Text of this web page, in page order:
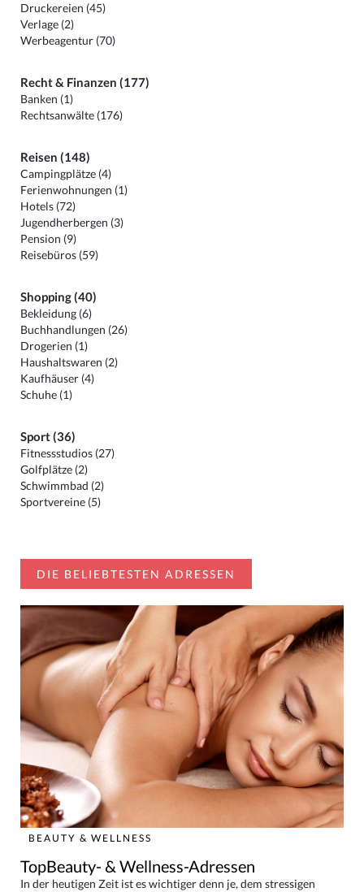
Druckereien (45)
Verlage (2)
Werbeagentur (70)
Recht & Finanzen (177)
Banken (1)
Rechtsanwälte (176)
Reisen (148)
Campingplätze (4)
Ferienwohnungen (1)
Hotels (72)
Jugendherbergen (3)
Pension (9)
Reisebüros (59)
Shopping (40)
Bekleidung (6)
Buchhandlungen (26)
Drogerien (1)
Haushaltswaren (2)
Kaufhäuser (4)
Schuhe (1)
Sport (36)
Fitnessstudios (27)
Golfplätze (2)
Schwimmbad (2)
Sportvereine (5)
DIE BELIEBTESTEN ADRESSEN
BEAUTY & WELLNESS
TopBeauty- & Wellness-Adressen
In der heutigen Zeit ist es wichtiger denn je, dem stressigen